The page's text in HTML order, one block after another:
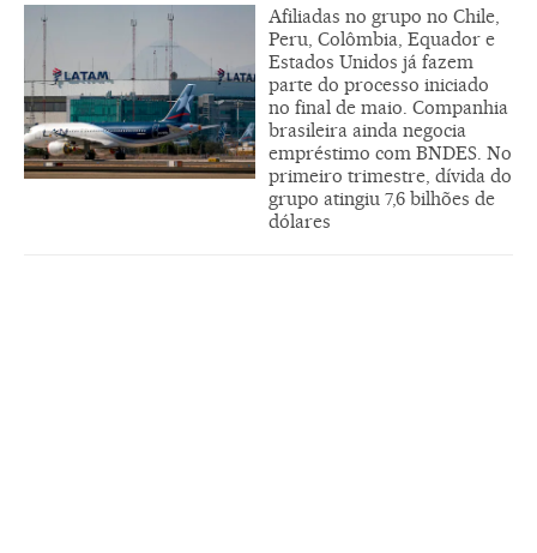
Afiliadas no grupo no Chile,
Peru, Colômbia, Equador e
Estados Unidos já fazem
parte do processo iniciado
no final de maio. Companhia
brasileira ainda negocia
empréstimo com BNDES. No
primeiro trimestre, dívida do
grupo atingiu 7,6 bilhões de
dólares